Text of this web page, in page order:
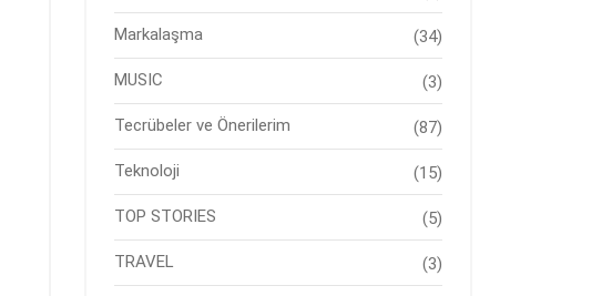
Markalaşma (34)
MUSIC (3)
Tecrübeler ve Önerilerim (87)
Teknoloji (15)
TOP STORIES (5)
TRAVEL (3)